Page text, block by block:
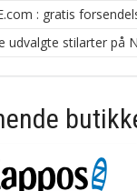
: gratis
udvalgte stilarter på